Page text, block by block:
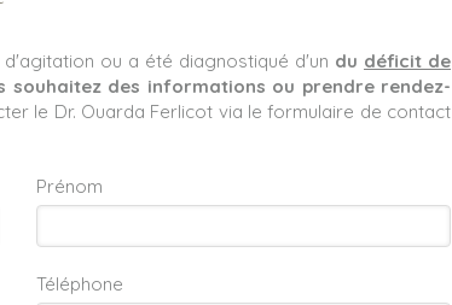
ou a été diagnostiqué d'un du déficit de
souhaitez des informations ou prendre rendez-
le Dr. Ouarda Ferlicot via le formulaire de contact
Prénom
Téléphone